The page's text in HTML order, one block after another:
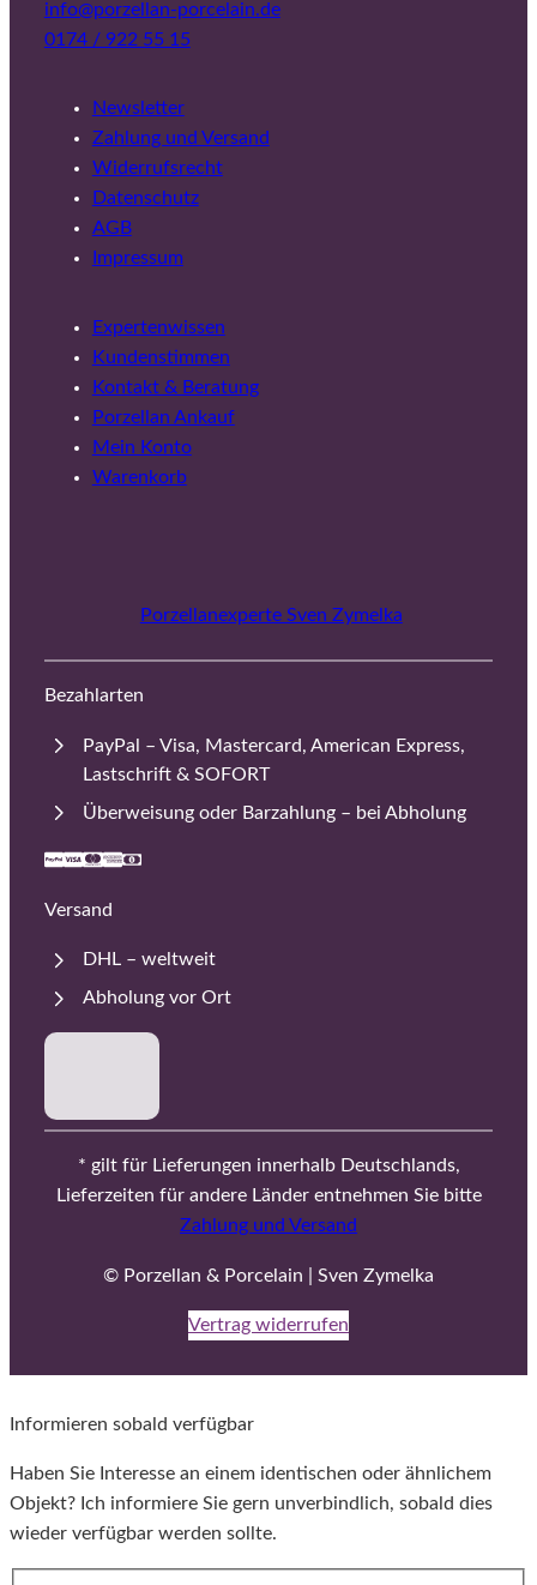
info@porzellan-porcelain.de
0174 / 922 55 15
Newsletter
Zahlung und Versand
Widerrufsrecht
Datenschutz
AGB
Impressum
Expertenwissen
Kundenstimmen
Kontakt & Beratung
Porzellan Ankauf
Mein Konto
Warenkorb
Porzellanexperte Sven Zymelka
Bezahlarten
PayPal – Visa, Mastercard, American Express,
Lastschrift & SOFORT
Überweisung oder Barzahlung – bei Abholung
Versand
DHL – weltweit
Abholung vor Ort
* gilt für Lieferungen innerhalb Deutschlands,
Lieferzeiten für andere Länder entnehmen Sie bitte
Zahlung und Versand
© Porzellan & Porcelain | Sven Zymelka
Vertrag widerrufen
Informieren sobald verfügbar
Haben Sie Interesse an einem identischen oder ähnlichem
Objekt? Ich informiere Sie gern unverbindlich, sobald dies
wieder verfügbar werden sollte.